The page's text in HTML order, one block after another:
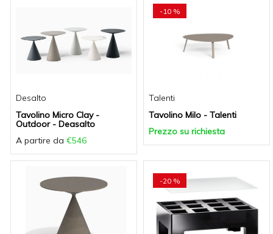
Desalto
Tavolino Micro Clay -
Outdoor - Deasalto
A partire da €546
-10 %
Talenti
Tavolino Milo - Talenti
Prezzo su richiesta
-20 %